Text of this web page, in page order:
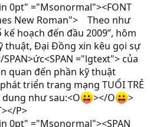
0pt" ="Msonormal"><FONT
New Roman"> Theo như
hoạch đến đầu 2009”, hôm
thuật, Đại Đồng xin kêu gọi sự
="lgtext"> của
quan đến phần kỹ thuật
triển trang mạng TUỔI TRẺ
như sau:<O
></O
>
P>
0pt" ="Msonormal"><SPAN